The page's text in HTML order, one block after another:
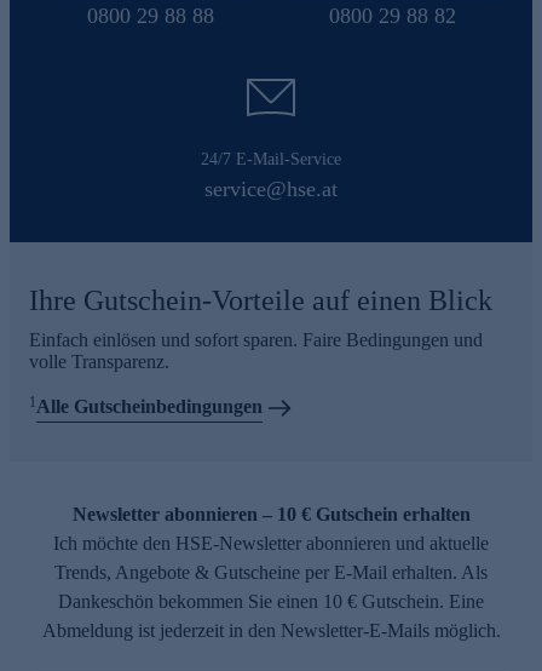
0800 29 88 88 0800 29 88 82
24/7 E-Mail-Service
service@hse.at
Ihre Gutschein-Vorteile auf einen Blick
Einfach einlösen und sofort sparen. Faire Bedingungen und
volle Transparenz.
1Alle Gutscheinbedingungen
Newsletter abonnieren – 10 € Gutschein erhalten
Ich möchte den HSE-Newsletter abonnieren und aktuelle
Trends, Angebote & Gutscheine per E-Mail erhalten. Als
Dankeschön bekommen Sie einen 10 € Gutschein. Eine
Abmeldung ist jederzeit in den Newsletter-E-Mails möglich.